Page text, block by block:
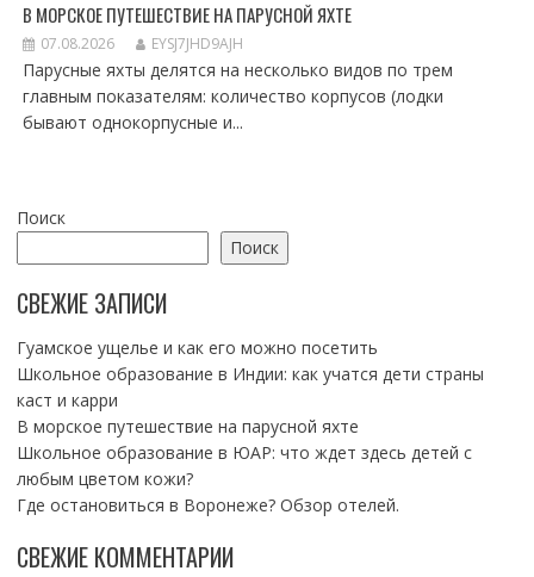
В МОРСКОЕ ПУТЕШЕСТВИЕ НА ПАРУСНОЙ ЯХТЕ
07.08.2026 EYSJ7JHD9AJH
Парусные яхты делятся на несколько видов по трем
главным показателям: количество корпусов (лодки
бывают однокорпусные и...
Поиск
Поиск
СВЕЖИЕ ЗАПИСИ
Гуамское ущелье и как его можно посетить
Школьное образование в Индии: как учатся дети страны
каст и карри
В морское путешествие на парусной яхте
Школьное образование в ЮАР: что ждет здесь детей с
любым цветом кожи?
Где остановиться в Воронеже? Обзор отелей.
СВЕЖИЕ КОММЕНТАРИИ